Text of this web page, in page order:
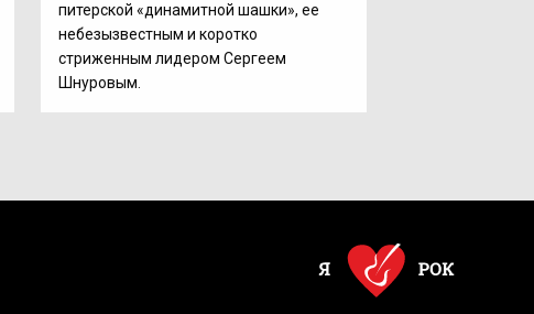
питерской «динамитной шашки», ее
небезызвестным и коротко
стриженным лидером Сергеем
Шнуровым.